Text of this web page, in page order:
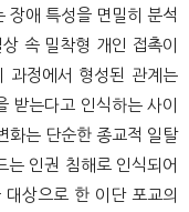
색
장애 특성을 면밀히 분석
속 밀착형 개인 접촉이
과정에서 형성된 관계는
받는다고 인식하는 사이
화는 단순한 종교적 일탈
인권 침해로 인식되어
상으로 한 이단 포교의